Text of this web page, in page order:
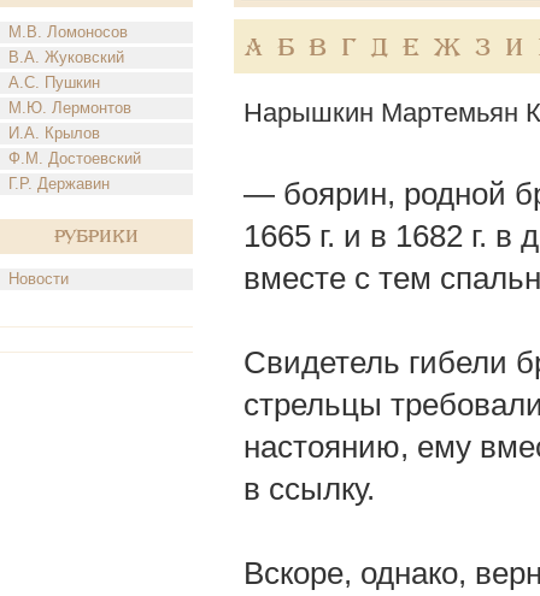
М.В. Ломоносов
В.А. Жуковский
А.С. Пушкин
М.Ю. Лермонтов
И.А. Крылов
Ф.М. Достоевский
Г.Р. Державин
Рубрики
Новости
А Б В Г Д Е Ж З И
Нарышкин Мартемьян
— боярин, родной
1665 г. и в 1682 г.
вместе с тем
Свидетель гибели
стрельцы
настоянию, ему
в ссылку.
Вскоре, однако,